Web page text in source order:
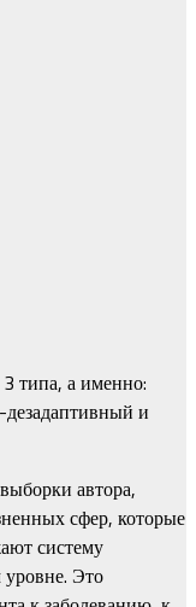
типа, а именно:
и
автора,
сфер, которые
систему
Это